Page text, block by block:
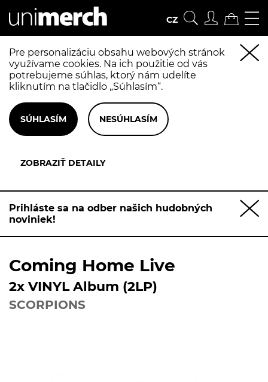
CZ
Pre personalizáciu obsahu webových stránok
využívame cookies. Na ich použitie od vás
potrebujeme súhlas, ktorý nám udelíte
kliknutím na tlačidlo „Súhlasím“.
Prihláste sa na odber našich hudobných
noviniek!
Coming Home Live
2x VINYL Album (2LP)
SCORPIONS